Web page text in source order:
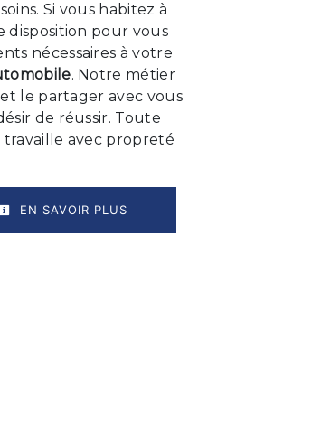
Si vous habitez à
disposition pour vous
nécessaires à votre
. Notre métier
le partager avec vous
de réussir. Toute
avec propreté
EN SAVOIR PLUS